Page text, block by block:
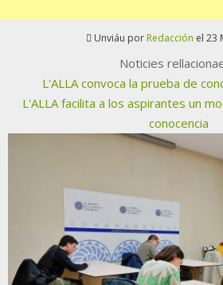
Unviáu por Redacción el 23
Noticies
L'ALLA convoca la prueba de
L'ALLA facilita a los aspirantes un
conocencia